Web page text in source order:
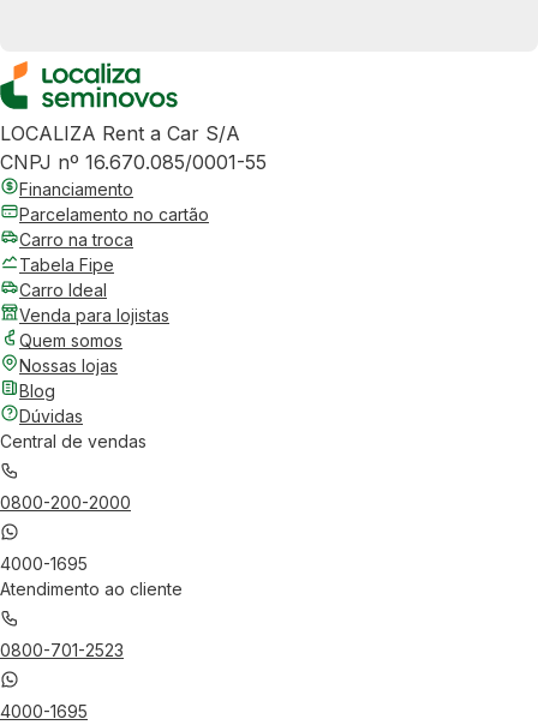
LOCALIZA Rent a Car S/A
CNPJ nº 16.670.085/0001-55
Financiamento
Parcelamento no cartão
Carro na troca
Tabela Fipe
Carro Ideal
Venda para lojistas
Quem somos
Nossas lojas
Blog
Dúvidas
Central de vendas
0800-200-2000
4000-1695
Atendimento ao cliente
0800-701-2523
4000-1695